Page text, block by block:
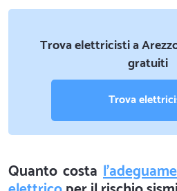
Trova elettricisti a
gratuiti
Trova
Quanto costa